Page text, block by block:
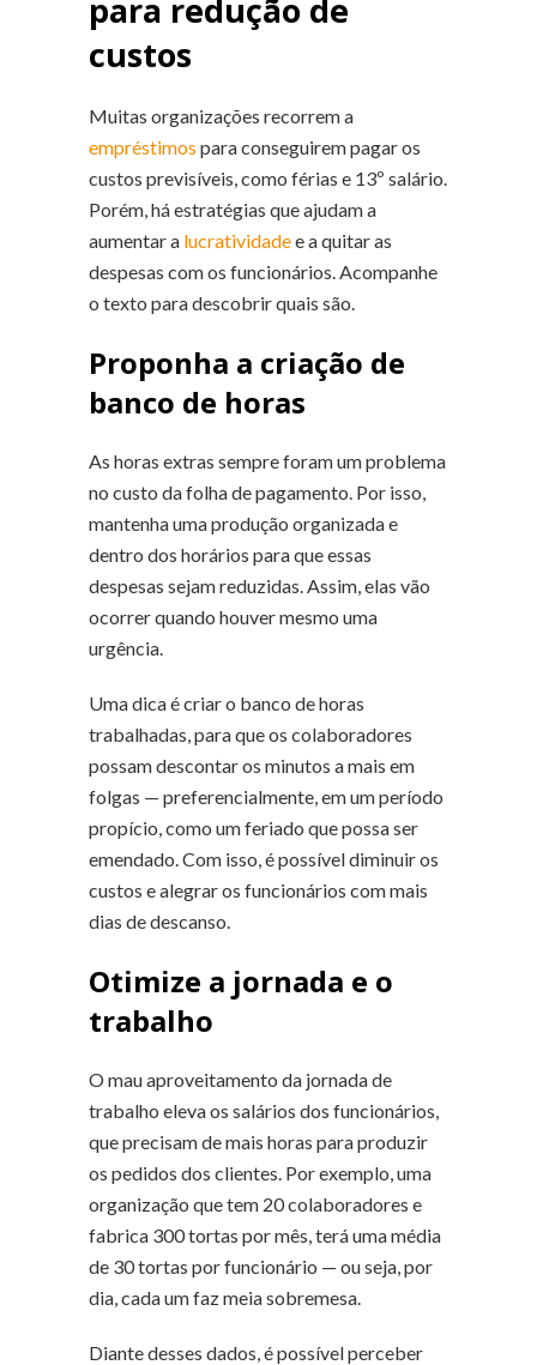
para redução de
custos
Muitas organizações recorrem a
empréstimos para conseguirem pagar os
custos previsíveis, como férias e 13º salário.
Porém, há estratégias que ajudam a
aumentar a lucratividadee a quitar as
despesas com os funcionários. Acompanhe
o texto para descobrir quais são.
Proponha a criação de
banco de horas
As horas extras sempre foram um problema
no custo da folha de pagamento. Por isso,
mantenha uma produção organizada e
dentro dos horários para que essas
despesas sejam reduzidas. Assim, elas vão
ocorrer quando houver mesmo uma
urgência.
Uma dica é criar o banco de horas
trabalhadas, para que os colaboradores
possam descontar os minutos a mais em
folgas — preferencialmente, em um período
propício, como um feriado que possa ser
emendado. Com isso, é possível diminuir os
custos e alegrar os funcionários com mais
dias de descanso.
Otimize a jornada e o
trabalho
O mau aproveitamento da jornada de
trabalho eleva os salários dos funcionários,
que precisam de mais horas para produzir
os pedidos dos clientes. Por exemplo, uma
organização que tem 20 colaboradores e
fabrica 300 tortas por mês, terá uma média
de 30 tortas por funcionário — ou seja, por
dia, cada um faz meia sobremesa.
Diante desses dados, é possível perceber